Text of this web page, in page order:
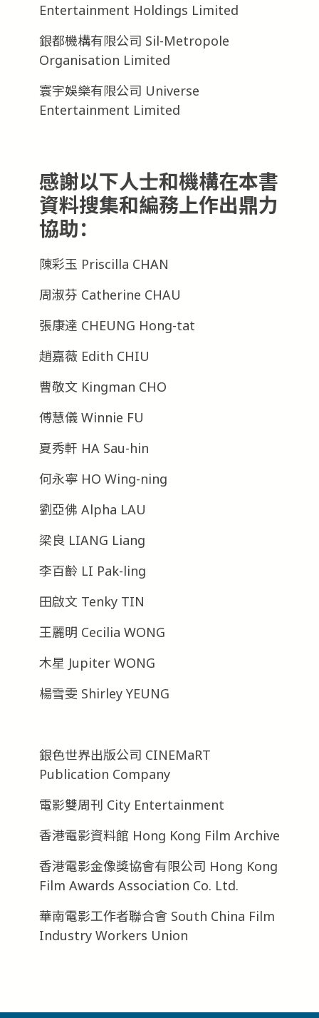
Entertainment Holdings Limited
銀都機構有限公司 Sil-Metropole
Organisation Limited
寰宇娛樂有限公司 Universe
Entertainment Limited
感謝以下人士和機構在本書
資料搜集和編務上作出鼎力
協助：
陳彩玉 Priscilla CHAN
周淑芬 Catherine CHAU
張康達 CHEUNG Hong-tat
趙嘉薇 Edith CHIU
曹敬文 Kingman CHO
傅慧儀 Winnie FU
夏秀軒 HA Sau-hin
何永寧 HO Wing-ning
劉亞佛 Alpha LAU
梁良 LIANG Liang
李百齡 LI Pak-ling
田啟文 Tenky TIN
王麗明 Cecilia WONG
木星 Jupiter WONG
楊雪雯 Shirley YEUNG
銀色世界出版公司 CINEMaRT
Publication Company
電影雙周刊 City Entertainment
香港電影資料館 Hong Kong Film Archive
香港電影金像獎協會有限公司 Hong Kong
Film Awards Association Co. Ltd.
華南電影工作者聯合會 South China Film
Industry Workers Union